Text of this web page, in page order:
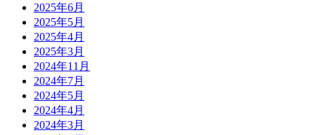
2025年6月
2025年5月
2025年4月
2025年3月
2024年11月
2024年7月
2024年5月
2024年4月
2024年3月